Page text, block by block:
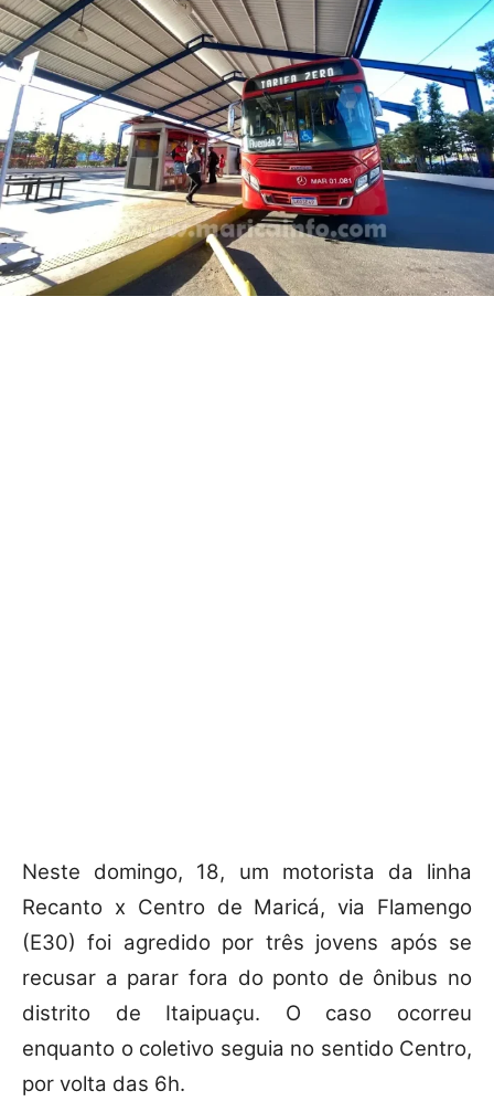
Neste domingo, 18, um motorista da linha
Recanto x Centro de Maricá, via Flamengo
(E30) foi agredido por três jovens após se
recusar a parar fora do ponto de ônibus no
distrito de Itaipuaçu. O caso ocorreu
enquanto o coletivo seguia no sentido Centro,
por volta das 6h.